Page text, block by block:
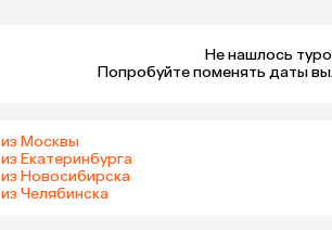
Не нашлось
Попробуйте поменять даты
из Москвы
из Екатеринбурга
из Новосибирска
из Челябинска